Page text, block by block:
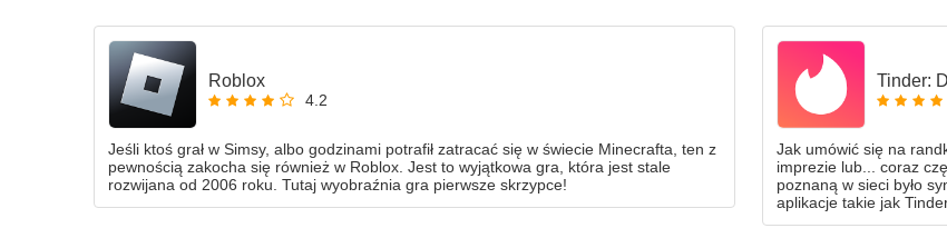
Roblox
4.2
Jeśli ktoś grał w Simsy, albo godzinami potrafił zatracać się w świecie Minecrafta, ten z
pewnością zakocha się również w Roblox. Jest to wyjątkowa gra, która jest stale
rozwijana od 2006 roku. Tutaj wyobraźnia gra pierwsze skrzypce!
Tinder:
Jak umówić się na
imprezie lub... coraz
poznaną w sieci było
aplikacje takie jak